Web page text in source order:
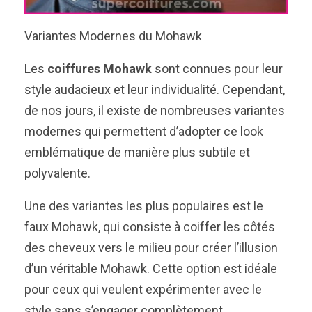
Variantes Modernes du Mohawk
Les coiffures Mohawk sont connues pour leur
style audacieux et leur individualité. Cependant,
de nos jours, il existe de nombreuses variantes
modernes qui permettent d’adopter ce look
emblématique de manière plus subtile et
polyvalente.
Une des variantes les plus populaires est le
faux Mohawk, qui consiste à coiffer les côtés
des cheveux vers le milieu pour créer l’illusion
d’un véritable Mohawk. Cette option est idéale
pour ceux qui veulent expérimenter avec le